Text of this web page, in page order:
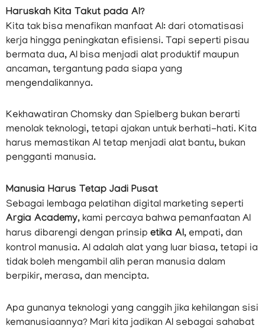
Haruskah Kita Takut pada AI?
Kita tak bisa menafikan manfaat AI: dari otomatisasi
kerja hingga peningkatan efisiensi. Tapi seperti pisau
bermata dua, AI bisa menjadi alat produktif maupun
ancaman, tergantung pada siapa yang
mengendalikannya.
Kekhawatiran Chomsky dan Spielberg bukan berarti
menolak teknologi, tetapi ajakan untuk berhati-hati. Kita
harus memastikan AI tetap menjadi alat bantu, bukan
pengganti manusia.
Manusia Harus Tetap Jadi Pusat
Sebagai lembaga pelatihan digital marketing seperti
Argia Academy, kami percaya bahwa pemanfaatan AI
harus dibarengi dengan prinsip etika AI, empati, dan
kontrol manusia. AI adalah alat yang luar biasa, tetapi ia
tidak boleh mengambil alih peran manusia dalam
berpikir, merasa, dan mencipta.
Apa gunanya teknologi yang canggih jika kehilangan sisi
kemanusiaannya? Mari kita jadikan AI sebagai sahabat